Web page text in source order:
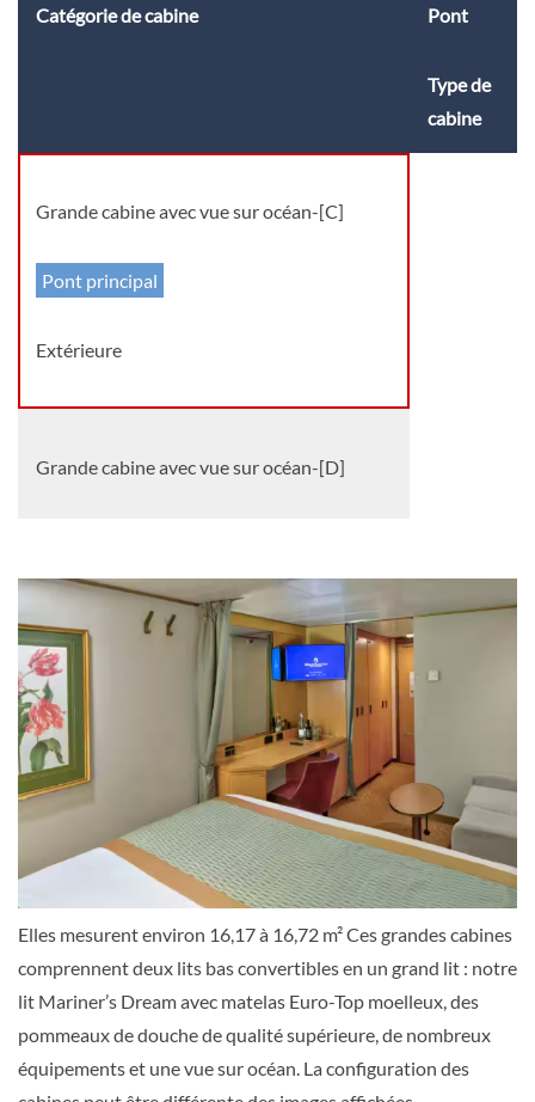
Catégorie de cabine Pont
Type de
cabine
Grande cabine avec vue sur océan-[C]
Pont principal
Extérieure
Grande cabine avec vue sur océan-[D]
Extérieure
Grande cabine avec vue sur océan-[DD]
Pont principal
Extérieure
Grande cabine avec vue sur océan-[E]
Pont principal
Elles mesurent environ 16,17 à 16,72 m² Ces grandes cabines
comprennent deux lits bas convertibles en un grand lit : notre
lit Mariner’s Dream avec matelas Euro-Top moelleux, des
pommeaux de douche de qualité supérieure, de nombreux
équipements et une vue sur océan. La configuration des